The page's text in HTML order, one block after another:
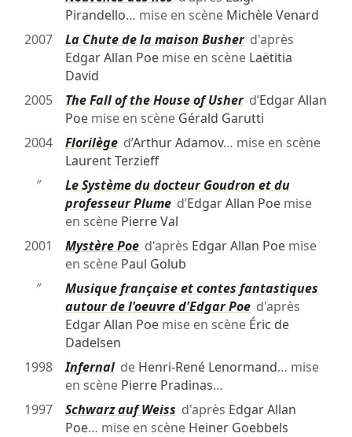
Pirandello… mise en scène Michèle Venard
2007
La Chute de la maison Busherd'après
Edgar Allan Poemise en scène Laëtitia
David
2005
The Fall of the House of Usherd’Edgar Allan
Poemise en scène Gérald Garutti
2004
Florilèged’Arthur Adamov… mise en scène
Laurent Terzieff
″
Le Système du docteur Goudron et du
professeur Plumed’Edgar Allan Poemise
en scène Pierre Val
2001
Mystère Poed'après Edgar Allan Poemise
en scène Paul Golub
″
Musique française et contes fantastiques
autour de l'oeuvre d'Edgar Poed'après
Edgar Allan Poemise en scène Éric de
Dadelsen
1998
Infernalde Henri-René Lenormand… mise
en scène Pierre Pradinas…
1997
Schwarz auf Weiss d'après Edgar Allan
Poe… mise en scène Heiner Goebbels